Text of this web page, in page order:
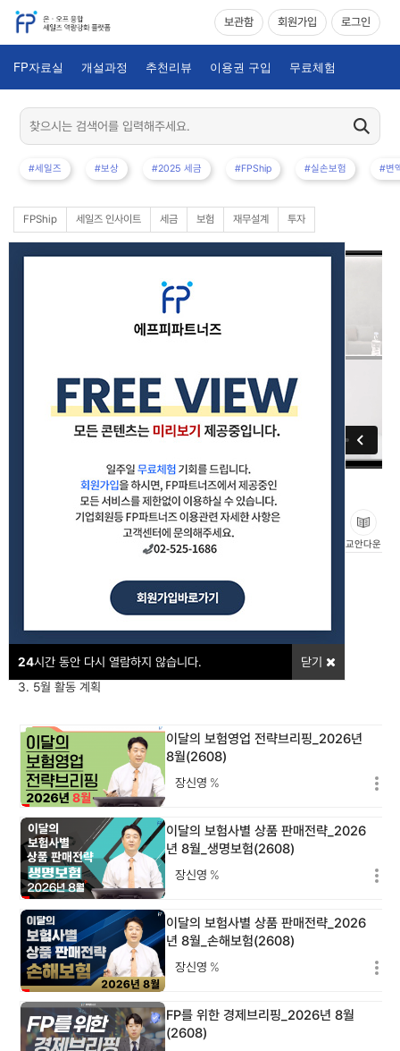
보관함 회원가입 로그인
FP자료실 개설과정 추천리뷰 이용권 구입 무료체험
#세일즈 #보상 #2025 세금 #FPShip #실손보험 #변
FPShip 세일즈 인사이트 세금 보험 재무설계 투자
24시간 동안 다시 열람하지 않습니다. 닫기
이달의 보험영업 전략브리핑_2026년 5월(2605)
#보험영업트렌드
교안다운
2. 5월 영업 전략
3. 5월 활동 계획
이달의 보험영업 전략브리핑_2026년
8월(2608)
장신영 %
이달의 보험사별 상품 판매전략_2026
년 8월_생명보험(2608)
장신영 %
이달의 보험사별 상품 판매전략_2026
년 8월_손해보험(2608)
장신영 %
FP를 위한 경제브리핑_2026년 8월
(2608)